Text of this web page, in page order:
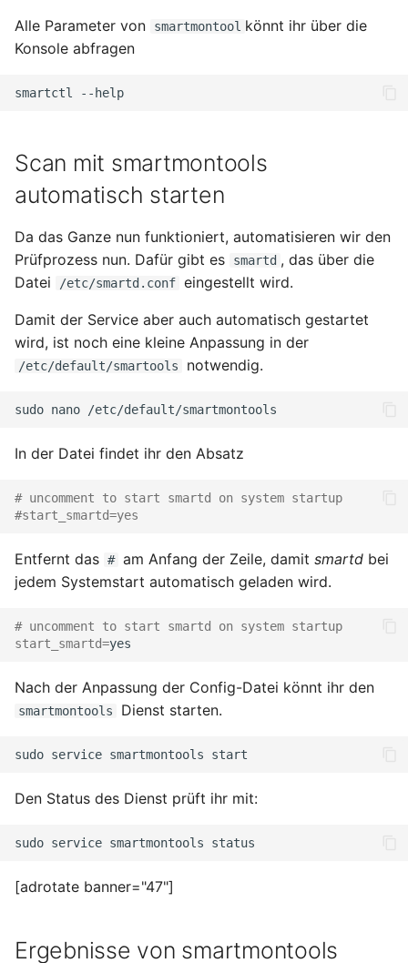
September 2010
Alle Parameter von smartmontool könnt ihr über die
Konsole abfragen
smartctl
Scan mit smartmontools
automatisch starten
Da das Ganze nun funktioniert, automatisieren wir den
Prüfprozess nun. Dafür gibt es
smartd , das über die
Datei
/etc/smartd.conf eingestellt wird.
Damit der Service aber auch automatisch gestartet
wird, ist noch eine kleine Anpassung in der
/etc/default/smartools notwendig.
sudo nano
In der Datei findet ihr den Absatz
# uncomment to start smartd on system startup
#start_smartd=yes
Entfernt das # am Anfang der Zeile, damit smartd bei
jedem Systemstart automatisch geladen wird.
# uncomment to start smartd on system startup
start_smartd=
Nach der Anpassung der Config-Datei könnt ihr den
smartmontools Dienst starten.
sudo service smartmontools
Den Status des Dienst prüft ihr mit:
sudo service smartmontools
[adrotate banner="47"]
Ergebnisse von smartmontools